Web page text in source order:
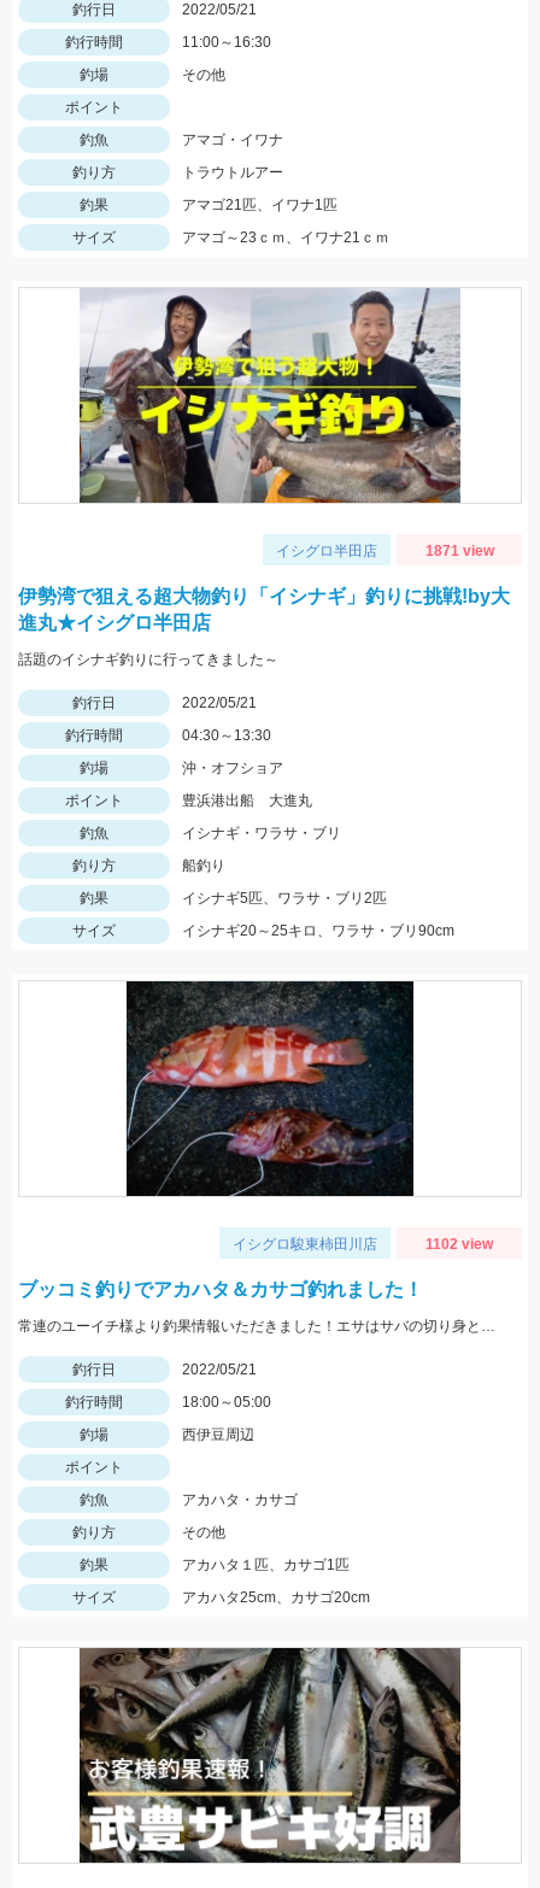
釣行日
2022/05/21
釣行時間
11:00～16:30
釣場
その他
ポイント
釣魚
アマゴ・イワナ
釣り方
トラウトルアー
釣果
アマゴ21匹、イワナ1匹
サイズ
アマゴ～23ｃｍ、イワナ21ｃｍ
イシグロ半田店 1871 view
伊勢湾で狙える超大物釣り「イシナギ」釣りに挑戦!by大
進丸★イシグロ半田店
話題のイシナギ釣りに行ってきました～
釣行日
2022/05/21
釣行時間
04:30～13:30
釣場
沖・オフショア
ポイント
豊浜港出船 大進丸
釣魚
イシナギ・ワラサ・ブリ
釣り方
船釣り
釣果
イシナギ5匹、ワラサ・ブリ2匹
サイズ
イシナギ20～25キロ、ワラサ・ブリ90cm
イシグロ駿東柿田川店 1102 view
ブッコミ釣りでアカハタ＆カサゴ釣れました！
常連のユーイチ様より釣果情報いただきました！エサはサバの切り身とイカタンを使用。
釣行日
2022/05/21
釣行時間
18:00～05:00
釣場
西伊豆周辺
ポイント
釣魚
アカハタ・カサゴ
釣り方
その他
釣果
アカハタ１匹、カサゴ1匹
サイズ
アカハタ25cm、カサゴ20cm